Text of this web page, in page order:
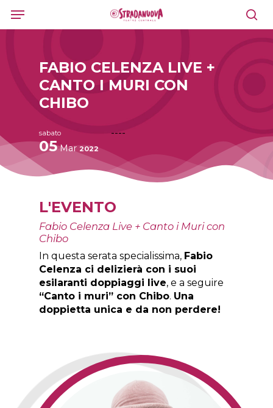
main
Menu
FABIO CELENZA LIVE +
CANTO I MURI CON
CHIBO
sabato
05 Mar 2022
----
L'EVENTO
Fabio Celenza Live + Canto i Muri con
Chibo
In questa serata specialissima, Fabio
Celenza ci delizierà con i suoi
esilaranti doppiaggi live, e a seguire
“Canto i muri” con Chibo. Una
doppietta unica e da non perdere!